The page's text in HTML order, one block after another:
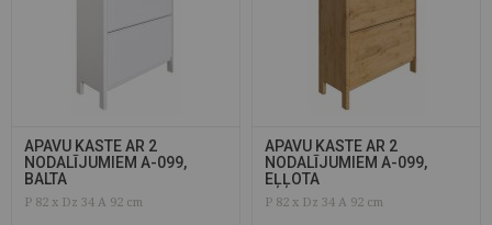
APAVU KASTE AR 2
NODALĪJUMIEM A-099,
BALTA
P 82 x Dz 34 A 92 cm
APAVU KASTE AR 2
NODALĪJUMIEM A-099,
EĻĻOTA
P 82 x Dz 34 A 92 cm